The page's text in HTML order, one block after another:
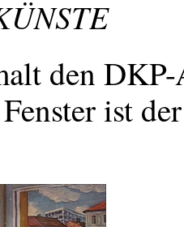
den DKP-
ist